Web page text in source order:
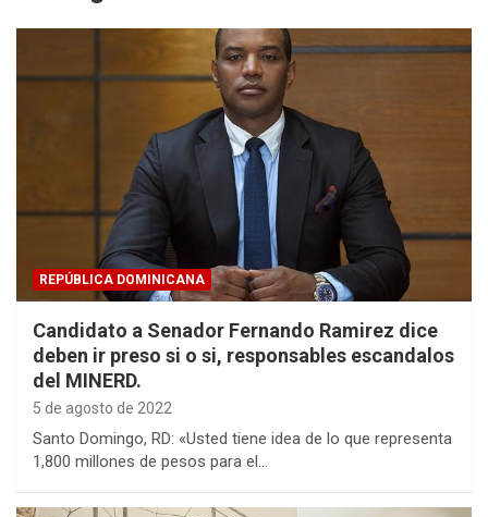
REPÚBLICA DOMINICANA
Candidato a Senador Fernando Ramirez dice
deben ir preso si o si, responsables escandalos
del MINERD.
5 de agosto de 2022
Santo Domingo, RD: «Usted tiene idea de lo que representa
1,800 millones de pesos para el…